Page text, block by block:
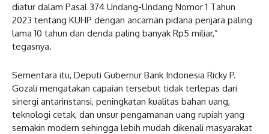
diatur dalam Pasal 374 Undang-Undang Nomor 1 Tahun
2023 tentang KUHP dengan ancaman pidana penjara paling
lama 10 tahun dan denda paling banyak Rp5 miliar,”
tegasnya.
Sementara itu, Deputi Gubernur Bank Indonesia Ricky P.
Gozali mengatakan capaian tersebut tidak terlepas dari
sinergi antarinstansi, peningkatan kualitas bahan uang,
teknologi cetak, dan unsur pengamanan uang rupiah yang
semakin modern sehingga lebih mudah dikenali masyarakat